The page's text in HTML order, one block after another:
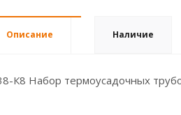
Описание Наличие
К8 Набор термоусадочных